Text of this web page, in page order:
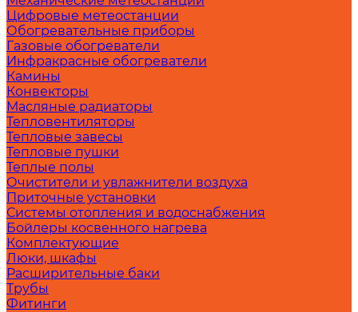
Цифровые метеостанции
Обогревательные приборы
Газовые обогреватели
Инфракрасные обогреватели
Камины
Конвекторы
Масляные радиаторы
Тепловентиляторы
Тепловые завесы
Тепловые пушки
Теплые полы
Очистители и увлажнители воздуха
Приточные установки
Системы отопления и водоснабжения
Бойлеры косвенного нагрева
Комплектующие
Люки, шкафы
Расширительные баки
Трубы
Фитинги